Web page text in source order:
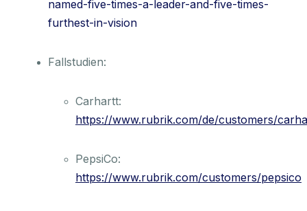
named-five-times-a-leader-and-five-times-
furthest-in-vision
Fallstudien:
Carhartt:
https://www.rubrik.com/de/customers/
PepsiCo:
https://www.rubrik.com/customers/pepsico